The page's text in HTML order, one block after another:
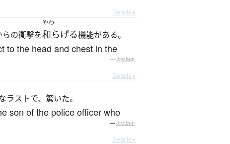
Details ▸
の衝撃を
やわ
和らげる機能がある。
to the head and chest in the
— Jreibun
Details ▸
ラストで、驚いた。
son of the police officer who
— Jreibun
Details ▸